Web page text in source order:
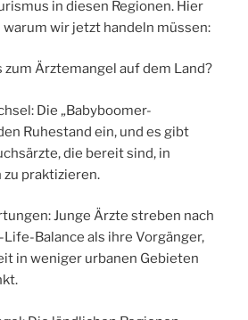
in diesen Regionen. Hier
warum wir jetzt handeln müssen:
zum Ärztemangel auf dem Land?
Die „Babyboomer-
Ruhestand ein, und es gibt
die bereit sind, in
praktizieren.
Junge Ärzte streben nach
Balance als ihre Vorgänger,
in weniger urbanen Gebieten